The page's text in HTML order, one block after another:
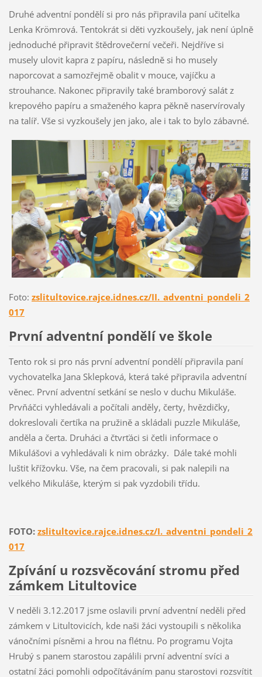
Druhé adventní pondělí si pro nás připravila paní učitelka
Lenka Krömrová. Tentokrát si děti vyzkoušely, jak není úplně
jednoduché připravit štědrovečerní večeři. Nejdříve si
musely ulovit kapra z papíru, následně si ho musely
naporcovat a samozřejmě obalit v mouce, vajíčku a
strouhance. Nakonec připravily také bramborový salát z
krepového papíru a smaženého kapra pěkně naservírovaly
na talíř. Vše si vyzkoušely jen jako, ale i tak to bylo zábavné.
Foto: zslitultovice.rajce.idnes.cz/II._adventni_pondeli_2
017
První adventní pondělí ve škole
Tento rok si pro nás první adventní pondělí připravila paní
vychovatelka Jana Sklepková, která také připravila adventní
věnec. První adventní setkání se neslo v duchu Mikuláše.
Prvňáčci vyhledávali a počítali anděly, čerty, hvězdičky,
dokreslovali čertíka na pružině a skládali puzzle Mikuláše,
anděla a čerta. Druháci a čtvrťáci si četli informace o
Mikulášovi a vyhledávali k nim obrázky. Dále také mohli
luštit křížovku. Vše, na čem pracovali, si pak nalepili na
velkého Mikuláše, kterým si pak vyzdobili třídu.
FOTO: zslitultovice.rajce.idnes.cz/I._adventni_pondeli_2
017
Zpívání u rozsvěcování stromu před
zámkem Litultovice
V neděli 3.12.2017 jsme oslavili první adventní neděli před
zámkem v Litultovicích, kde naši žáci vystoupili s několika
vánočními písněmi a hrou na flétnu. Po programu Vojta
Hrubý s panem starostou zapálili první adventní svíci a
ostatní žáci pomohli odpočítáváním panu starostovi rozsvítit